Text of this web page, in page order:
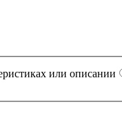
или описании